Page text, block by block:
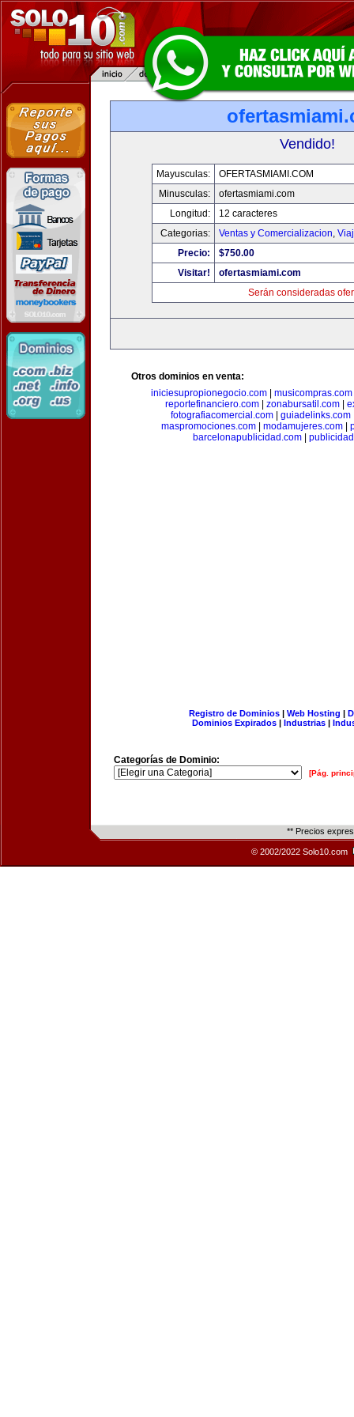
Vendido!
Mayusculas:
OFERTASMIAMI.COM
Minusculas:
ofertasmiami.com
Longitud:
12 caracteres
Categorias:
Ventas y Comercializacion,
Precio:
$750.00
Visitar!
ofertasmiami.com
Serán consideradas
Otros dominios en venta:
iniciesupropionegocio.com
musicompras.com
reportefinanciero.com| zonabursatil.com|
fotografiacomercial.com
guiadelinks.com
maspromociones.com
modamujeres.com
barcelonapublicidad.com|
Registro de Dominios| Web Hosting |
Dominios Expirados | Industrias |
Categorías de Dominio:
[Pág.
** Precios
© 2002/2022 Solo10.com